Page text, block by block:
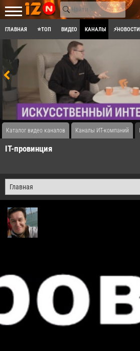
ГЛАВНАЯ ⭐ТОП ВИДЕО КАНАЛЫ ⚡НОВОСТИ
Каталог видео каналов Каналы ИТ-компаний
IT-провинция